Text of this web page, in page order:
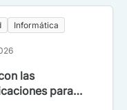
Informática
las
para